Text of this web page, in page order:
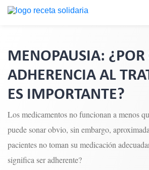
MENOPAUSIA:
ADHERENCIA AL
ES IMPORTANTE?
Los medicamentos no funcionan a menos
puede sonar obvio, sin embargo,
pacientes no toman su medicación
significa ser adherente?